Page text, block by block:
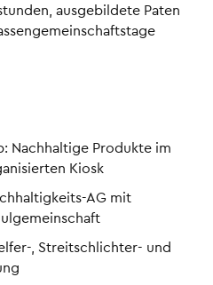
ausgebildete Paten
Nachhaltige Produkte im
Kiosk
AG mit
, Streitschlichter- und